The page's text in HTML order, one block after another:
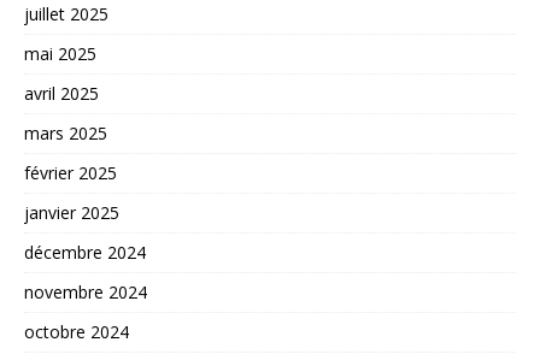
juillet 2025
mai 2025
avril 2025
mars 2025
février 2025
janvier 2025
décembre 2024
novembre 2024
octobre 2024